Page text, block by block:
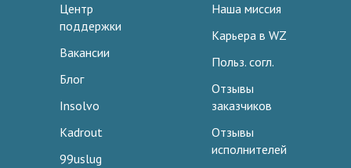
Центр
поддержки
Вакансии
Блог
Insolvo
Kadrout
99uslug
Наша миссия
Карьера в WZ
Польз. согл.
Отзывы
заказчиков
Отзывы
исполнителей